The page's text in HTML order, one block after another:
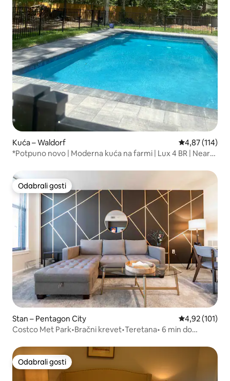
Kuća – Waldorf Prosječna
4,87 (114)
*Potpuno novo | Moderna kuća na farmi | Lux 4 BR | Near
Odabrali gosti
Odabrali gosti
Stan – Pentagon City Prosječna
4,92 (101)
Costco Met Park•Bračni krevet•Teretana• 6 min do
Odabrali gosti
Odabrali gosti